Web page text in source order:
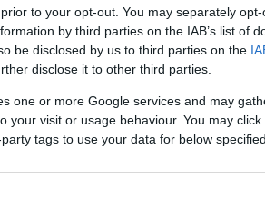
to your opt-out. You may separately
by third parties on the IAB’s list of
be disclosed by us to third parties on the
disclose it to other third parties.
one or more Google services and may
your visit or usage behaviour. You may
tags to use your data for below
επίσης ψευδώς ότι δεν
να παρουσιαστούν οι θέσεις
οι οποίες έδειχναν
προς τον Φιντέλ Κάστρο.